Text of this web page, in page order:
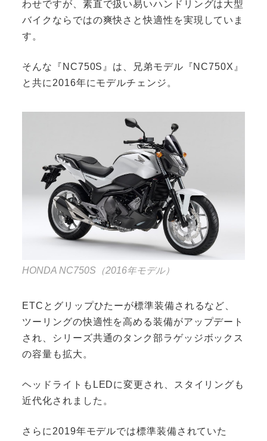
わせですが、素直で扱い易いハンドリングは大型
バイクならではの爽快さと快適性を実現していま
す。
そんな『NC750S』は、兄弟モデル『NC750X』
と共に2016年にモデルチェンジ。
HONDA NC750S（2016年モデル）
ETCとグリップひたーが標準装備されるなど、
ツーリングの快適性を高める装備がアップデート
され、シリーズ共通のタンク部ラゲッジボックス
の容量も拡大。
ヘッドライトもLEDに変更され、スタイリングも
近代化されました。
さらに2019年モデルでは標準装備されていた